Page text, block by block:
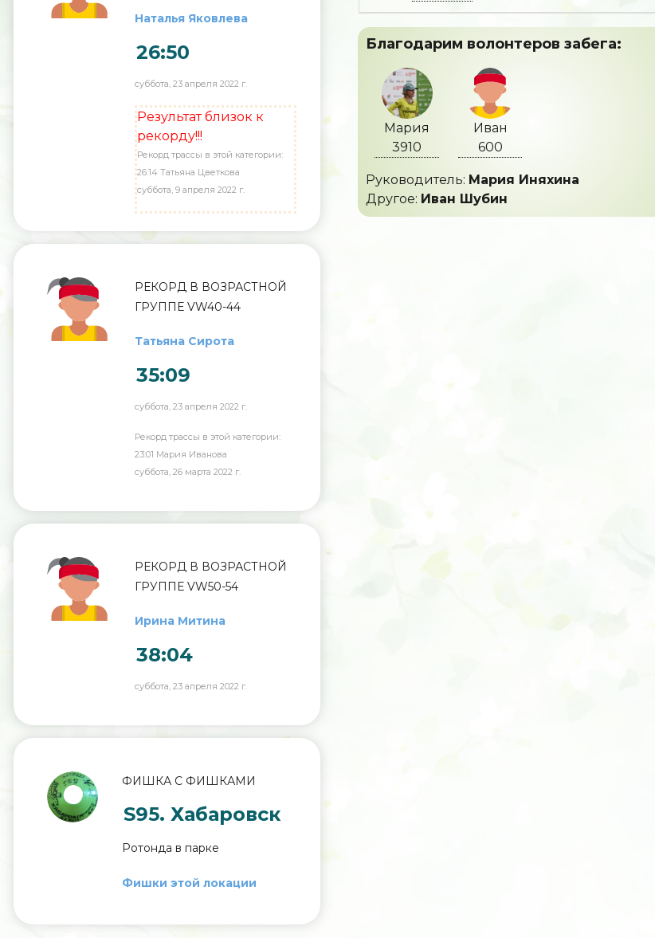
Наталья Яковлева
26:50
суббота, 23 апреля 2022 г.
Результат близок к
рекорду!!!
Рекорд трассы в этой категории:
26:14 Татьяна Цветкова
суббота, 9 апреля 2022 г.
РЕКОРД В ВОЗРАСТНОЙ
ГРУППЕ VW40-44
Татьяна Сирота
35:09
суббота, 23 апреля 2022 г.
Рекорд трассы в этой категории:
23:01 Мария Иванова
суббота, 26 марта 2022 г.
РЕКОРД В ВОЗРАСТНОЙ
ГРУППЕ VW50-54
Ирина Митина
38:04
суббота, 23 апреля 2022 г.
ФИШКА С ФИШКАМИ
S95. Хабаровск
Ротонда в парке
Фишки этой локации
Благодарим волонтеров забега:
Мария
3910
Иван
600
Руководитель: Мария Иняхина
Другое: Иван Шубин